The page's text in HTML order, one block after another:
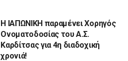
Η ΙΑΠΩΝΙΚΗ παραμένει Χορηγός
Ονοματοδοσίας του Α.Σ.
Καρδίτσας για 4η διαδοχική
χρονιά!